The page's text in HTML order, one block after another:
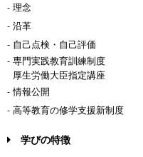
- 理念
- 沿革
- 自己点検・自己評価
- 専門実践教育訓練制度
厚生労働大臣指定講座
- 情報公開
- 高等教育の修学支援新制度
学びの特徴